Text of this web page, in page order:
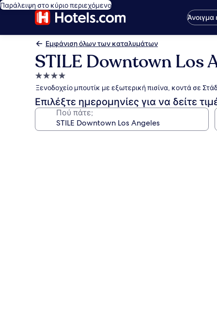
Παράλειψη στο κύριο περιεχόμενο
Άνοιγμα
Εμφάνιση όλων των καταλυμάτων
STILE Downtown Los
Κατάλυμα
με
4.0
αστέρια
Ξενοδοχείο μπουτίκ με εξωτερική πισίνα, κοντά σε
Επιλέξτε ημερομηνίες για να δείτε
Πού πάτε;